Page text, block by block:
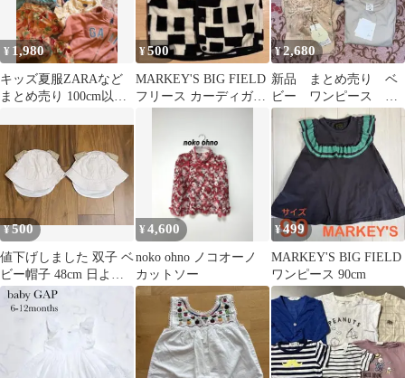
¥ 1,980
キッズ夏服ZARAなど
まとめ売り 100cm以上
¥500
MARKEY'S BIG FIELD
フリース カーディガン
¥2,680
新品 まとめ売り ベ
ビー ワンピース ト
ップス Tシャツ 90cm
6点セット
¥500
値下げしました 双子 ベ
ビー帽子 48cm 日よけ
付き 2個セット
¥4,600
noko ohno ノコオーノ
カットソー
¥499
MARKEY'S BIG FIELD
ワンピース 90cm